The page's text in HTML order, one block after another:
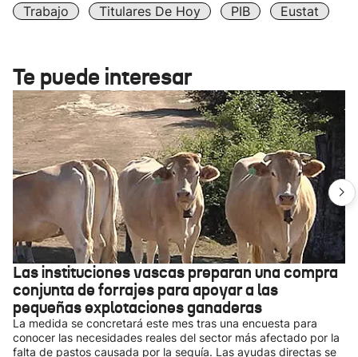
Trabajo
Titulares De Hoy PIB Eustat
Te puede interesar
Las instituciones vascas preparan una compra
conjunta de forrajes para apoyar a las
pequeñas explotaciones ganaderas
La medida se concretará este mes tras una encuesta para
conocer las necesidades reales del sector más afectado por la
falta de pastos causada por la sequía. Las ayudas directas se